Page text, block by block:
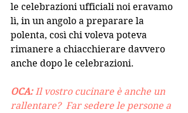
le celebrazioni ufficiali noi eravamo
lì, in un angolo a preparare la
polenta, così chi voleva poteva
rimanere a chiacchierare davvero
anche dopo le celebrazioni.
OCA: Il vostro cucinare è anche un
rallentare?  Far sedere le persone a